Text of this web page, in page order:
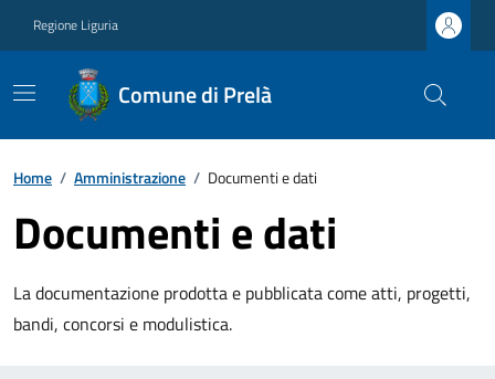
Regione Liguria
Comune di Prelà
Home / Amministrazione / Documenti e dati
Documenti e dati
La documentazione prodotta e pubblicata come atti, progetti,
bandi, concorsi e modulistica.